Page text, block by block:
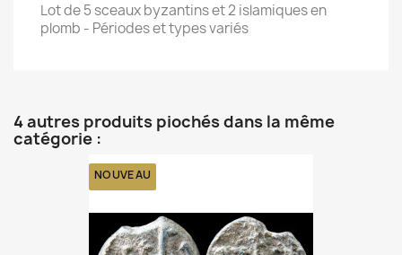
Lot de 5 sceaux byzantins et 2 islamiques en
plomb - Périodes et types variés
4 autres produits piochés dans la même
catégorie :
NOUVEAU